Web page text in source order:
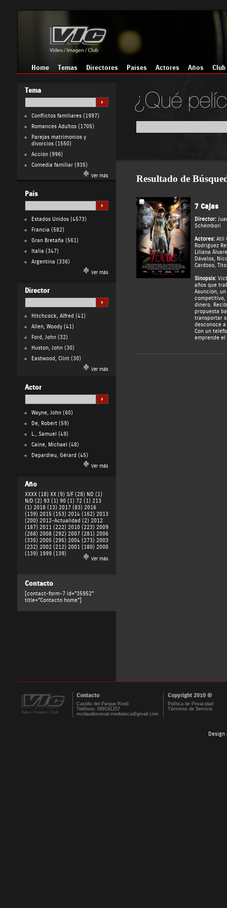
Home Temas Directores Países Actores Años Club
Tema
Conflictos familiares(1997)
Romances Adultos(1705)
Parejas matrimonios y
divorcios(1550)
Acción(996)
Comedia familiar(935)
Ver más
País
Estados Unidos(4573)
Francia (582)
Gran Bretaña (561)
Italia (347)
Argentina (336)
Ver más
Director
Hitchcock, Alfred (41)
Allen, Woody(41)
Ford, John(32)
Huston, John(30)
Eastwood, Clint(30)
Ver más
Actor
Wayne, John(60)
De, Robert(59)
L., Samuel (49)
Caine, Michael (48)
Depardieu, Gérard (45)
Ver más
Año
XXXX (18) XX (9) S/F (28) ND (1)
N/D (2) 93 (1) 90 (1) 72 (1) 213
(1) 2018 (13) 2017 (83) 2016
(139) 2015 (153) 2014 (162) 2013
(200) 2012-Actualidad (2) 2012
(187) 2011 (222) 2010 (223) 2009
(268) 2008 (292) 2007 (281) 2006
(335) 2005 (295) 2004 (273) 2003
(232) 2002 (212) 2001 (180) 2000
(139) 1999 (139)
Ver más
Contacto
[contact-form-7 id="35952"
title="Contacto home"]
Resultado de
7 Cajas
Director:
Schémbori
Actores: Atil
Rodríguez
Liliana
Dávalos,
Cardoso,
Sinopsis:
años que
Asunción,
competitivo,
dinero.
propuesta
transportar
desconoce
Con un
emprende el
Contacto Copyright 2010 ©
Castillo del Parque Rodó
Teléfono: 099191257
mvdaudiovisual.mediateca@gmail.com
Política de Privacidad
Términos de Servicio